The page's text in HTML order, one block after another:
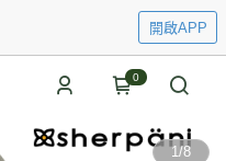
開啟APP
0
1/8